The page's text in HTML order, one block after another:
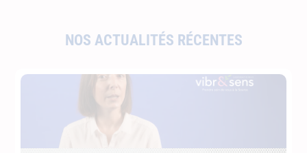
NOS ACTUALITÉS RÉCENTES